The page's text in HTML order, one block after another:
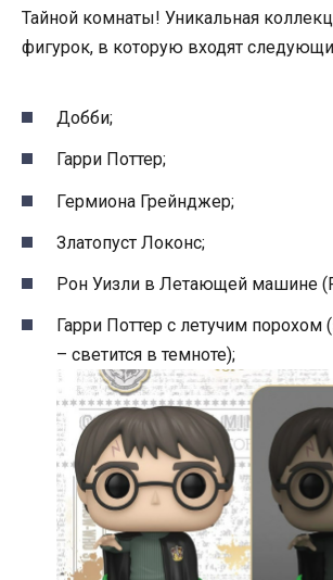
Тайной комнаты! Уникальная
фигурок, в которую входят
Добби;
Гарри Поттер;
Гермиона Грейнджер;
Златопуст Локонс;
Рон Уизли в Летающей машине
Гарри Поттер с летучим порохом
– светится в темноте);